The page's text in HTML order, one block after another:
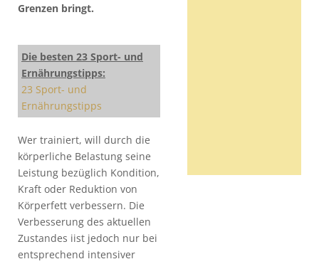
Grenzen bringt.
Die besten 23 Sport- und
Ernährungstipps:
23 Sport- und
Ernährungstipps
Wer trainiert, will durch die
körperliche Belastung seine
Leistung bezüglich Kondition,
Kraft oder Reduktion von
Körperfett verbessern. Die
Verbesserung des aktuellen
Zustandes iist jedoch nur bei
entsprechend intensiver